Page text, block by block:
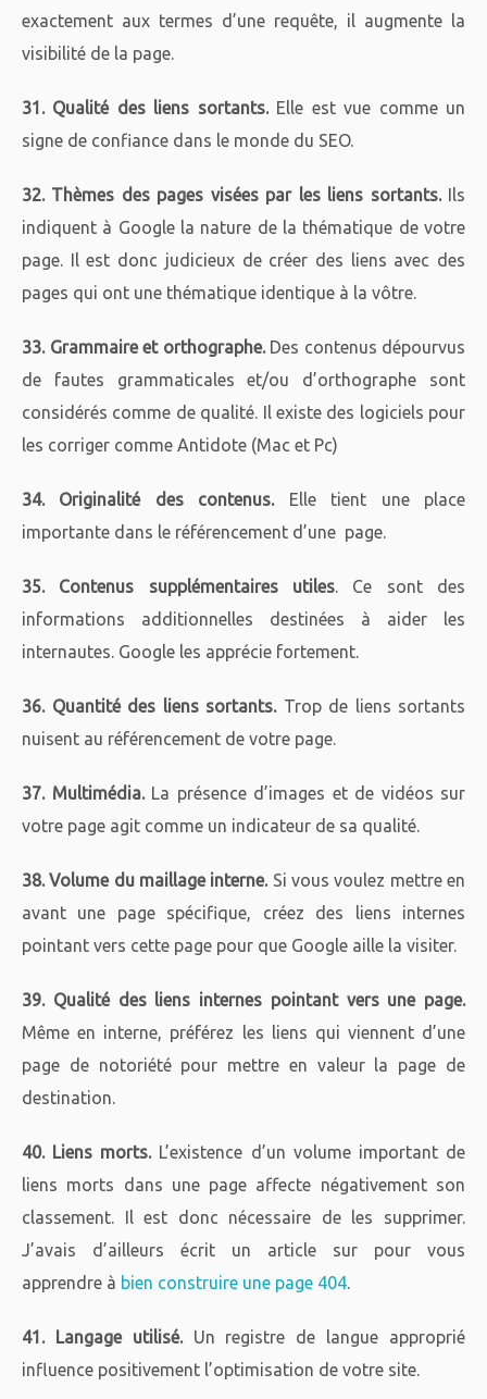
exactement aux termes d’une requête, il augmente la
visibilité de la page.
31. Qualité des liens sortants.Elle est vue comme un
signe de confiance dans le monde du SEO.
32. Thèmes des pages visées par les liens sortants.Ils
indiquent à Google la nature de la thématique de votre
page. Il est donc judicieux de créer des liens avec des
pages qui ont une thématique identique à la vôtre.
33. Grammaire et orthographe.Des contenus dépourvus
de fautes grammaticales et/ou d’orthographe sont
considérés comme de qualité. Il existe des logiciels pour
les corriger comme Antidote (Mac et Pc)
34. Originalité des contenus.Elle tient une place
importante dans le référencement d’une page.
35. Contenus supplémentaires utiles. Ce sont des
informations additionnelles destinées à aider les
internautes. Google les apprécie fortement.
36. Quantité des liens sortants.Trop de liens sortants
nuisent au référencement de votre page.
37. Multimédia.La présence d’images et de vidéos sur
votre page agit comme un indicateur de sa qualité.
38. Volume du maillage interne.Si vous voulez mettre en
avant une page spécifique, créez des liens internes
pointant vers cette page pour que Google aille la visiter.
39. Qualité des liens internes pointant vers une page.
Même en interne, préférez les liens qui viennent d’une
page de notoriété pour mettre en valeur la page de
destination.
40. Liens morts.L’existence d’un volume important de
liens morts dans une page affecte négativement son
classement. Il est donc nécessaire de les supprimer.
J’avais d’ailleurs écrit un article sur pour vous
apprendre à bien construire une page 404.
41. Langage utilisé.Un registre de langue approprié
influence positivement l’optimisation de votre site.